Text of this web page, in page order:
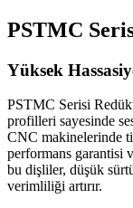
PSTMC
Yüksek
PSTMC Serisi
profilleri sayesinde
CNC makinelerinde
performans garantisi
bu dişliler, düşük
verimliliği artırır.